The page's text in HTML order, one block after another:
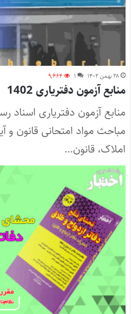
۲۸ بهمن ۱۴۰۲ ۱ ۹,۴۶۴
منابع آزمون دفتریاری 1402
مباحث مواد امتحانی قانون و
املاک، قانون…